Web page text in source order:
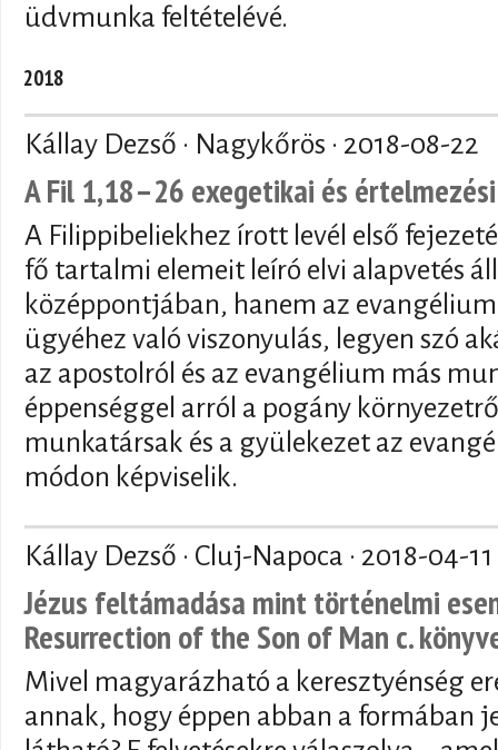
üdvmunka feltételévé.
2018
Kállay Dezső · Nagykőrös · 2018-08-22
A Fil 1,18–26 exegetikai és
A Filippibeliekhez írott levél első
fő tartalmi elemeit leíró elvi alapvetés
középpontjában, hanem az
ügyéhez való viszonyulás, legyen szó
az apostolról és az evangélium más
éppenséggel arról a pogány
munkatársak és a gyülekezet az
módon képviselik.
Kállay Dezső · Cluj-Napoca · 2018-04-11
Jézus feltámadása mint történelmi
Resurrection of the Son of Man c.
Mivel magyarázható a keresztyénség
annak, hogy éppen abban a formában